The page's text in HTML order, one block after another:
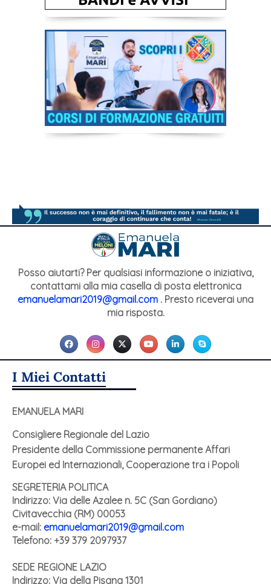
Posso aiutarti? Per qualsiasi informazione o iniziativa,
contattami alla mia casella di posta elettronica
emanuelamari2019@gmail.com . Presto riceverai una
mia risposta.
I Miei Contatti
EMANUELA MARI
Consigliere Regionale del Lazio
Presidente della Commissione permanente Affari
Europei ed Internazionali, Cooperazione tra i Popoli
SEGRETERIA POLITICA
Indirizzo: Via delle Azalee n. 5C (San Gordiano)
Civitavecchia (RM) 00053
e-mail: emanuelamari2019@gmail.com
Telefono: +39 379 2097937
SEDE REGIONE LAZIO
Indirizzo: Via della Pisana 1301